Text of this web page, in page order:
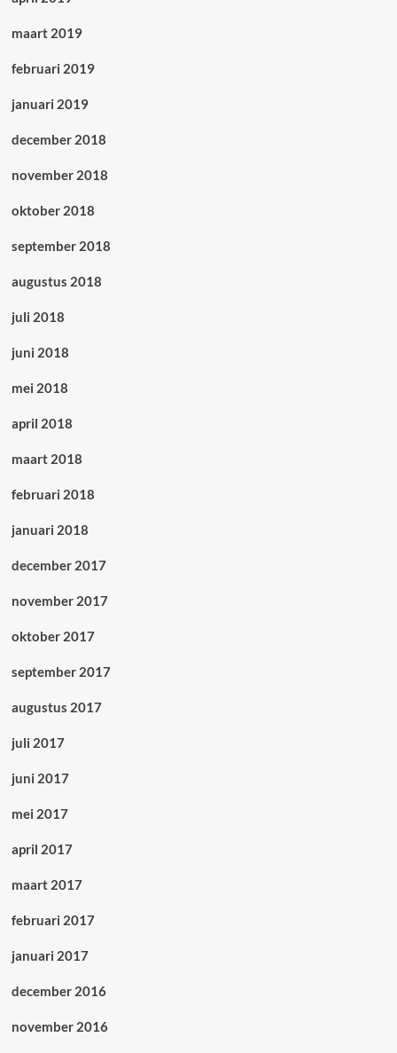
maart 2019
februari 2019
januari 2019
december 2018
november 2018
oktober 2018
september 2018
augustus 2018
juli 2018
juni 2018
mei 2018
april 2018
maart 2018
februari 2018
januari 2018
december 2017
november 2017
oktober 2017
september 2017
augustus 2017
juli 2017
juni 2017
mei 2017
april 2017
maart 2017
februari 2017
januari 2017
december 2016
november 2016